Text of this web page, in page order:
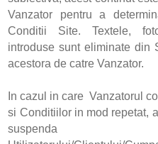
Vanzator pentru a
Conditii Site. Textele,
introduse sunt eliminate din
acestora de catre Vanzator.
In cazul in care Vanzatorul
si Conditiilor in mod repetat,
suspenda